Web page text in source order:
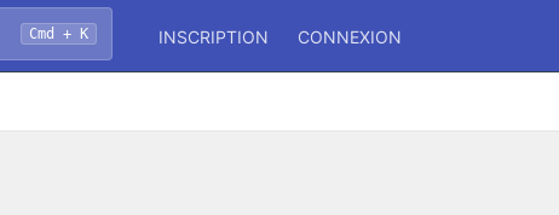
Cmd + K INSCRIPTION CONNEXION